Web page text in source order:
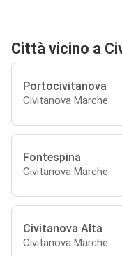
Città vicino a
Portocivitanova
Civitanova Marche
Fontespina
Civitanova Marche
Civitanova Alta
Civitanova Marche